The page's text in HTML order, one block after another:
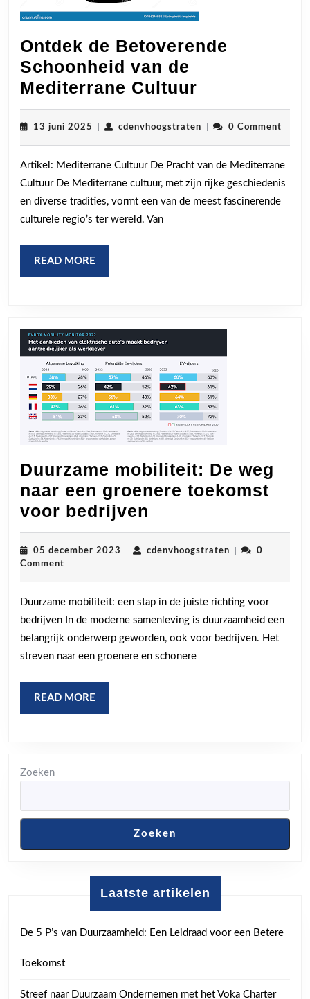
Ontdek de Betoverende
Schoonheid van de
Mediterrane Cultuur
de
Betoverende
Schoonheid
van
de
Mediterrane
13 juni 2025 13
cdenvhoogstratencdenvhoogstraten
0 Comment
Artikel: Mediterrane Cultuur De Pracht van de Mediterrane
Cultuur De Mediterrane cultuur, met zijn rijke geschiedenis
en diverse tradities, vormt een van de meest fascinerende
culturele regio’s ter wereld. Van
READ MORE
MORE
Duurzame mobiliteit: De weg
naar een groenere toekomst
voor bedrijven
mobiliteit:
De
naar
een
groenere
toekomst
05 december 2023 05
cdenvhoogstraten
0
Comment
Duurzame mobiliteit: een stap in de juiste richting voor
bedrijven In de moderne samenleving is duurzaamheid een
belangrijk onderwerp geworden, ook voor bedrijven. Het
streven naar een groenere en schonere
READ MORE
MORE
Zoeken
Zoeken
Laatste artikelen
De 5 P’s van Duurzaamheid: Een Leidraad voor een Betere
Toekomst
Streef naar Duurzaam Ondernemen met het Voka Charter